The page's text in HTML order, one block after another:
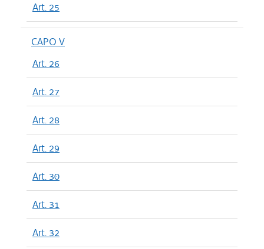
Art. 25
CAPO V
Art. 26
Art. 27
Art. 28
Art. 29
Art. 30
Art. 31
Art. 32